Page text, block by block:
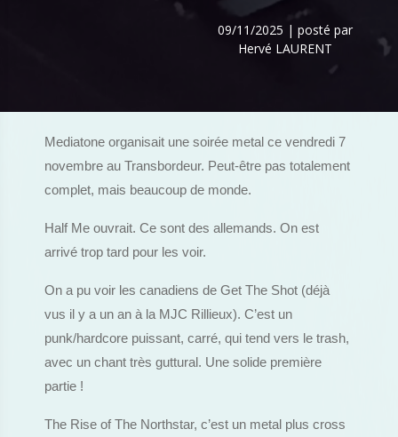
09/11/2025 | posté par
Hervé LAURENT
Mediatone organisait une soirée metal ce vendredi 7
novembre au Transbordeur. Peut-être pas totalement
complet, mais beaucoup de monde.
Half Me ouvrait. Ce sont des allemands. On est
arrivé trop tard pour les voir.
On a pu voir les canadiens de Get The Shot (déjà
vus il y a un an à la MJC Rillieux). C’est un
punk/hardcore puissant, carré, qui tend vers le trash,
avec un chant très guttural. Une solide première
partie !
The Rise of The Northstar, c’est un metal plus cross